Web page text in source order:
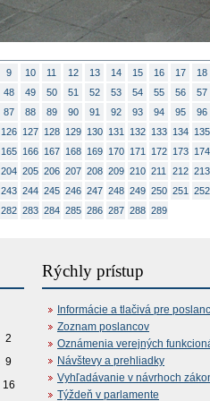
9 10 11 12 13 14 15 16 17
18
48 49 50 51 52 53 54 55 56
57
87 88 89 90 91 92 93 94 95
96
126 127 128 129 130 131 132 133 134
135
165 166 167 168 169 170 171 172 173
174
204 205 206 207 208 209 210 211 212 213
243 244 245 246 247 248 249 250 251
252
282 283 284 285 286 287 288 289
2
9
16
Rýchly prístup
Informácie a tlačivá pre
Zoznam poslancov
Oznámenia verejných
Návštevy a prehliadky
Vyhľadávanie v návrhoch
Týždeň v parlamente